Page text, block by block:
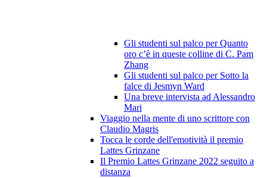
Gli studenti sul palco per Quanto
oro c’è in queste colline di C. Pam
Zhang
Gli studenti sul palco per Sotto la
falce di Jesmyn Ward
Una breve intervista ad Alessandro
Mari
Viaggio nella mente di uno scrittore con
Claudio Magris
Tocca le corde dell'emotività il premio
Lattes Grinzane
Il Premio Lattes Grinzane 2022 seguito a
distanza